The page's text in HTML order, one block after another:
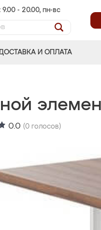
9.00 - 20.00, пн-вс
И ОПЛАТА
0.0 (0 голосов)